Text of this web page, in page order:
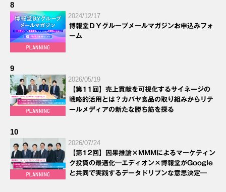
8
2024/12/17
博報堂ＤＹグループメールマガジンお申込みフォ
ーム
9
2026/05/19
【第11回】売上貢献を可視化するサイネージの
戦略的活用とは？カバヤ食品の取り組みからリテ
ールメディアの新たな勝ち筋を探る
10
2026/07/24
【第12回】因果推論×MMMによるマーケティン
グ投資の最適化―エディオン×博報堂がGoogle
と共同で実践するデータドリブンな意思決定―